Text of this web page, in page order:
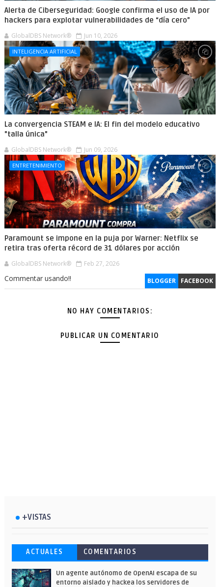
Alerta de Ciberseguridad: Google confirma el uso de IA por
hackers para explotar vulnerabilidades de “día cero”
GlobalDBS Network® Jun 10, 2026
INTELIGENCIA ARTIFICIAL
La convergencia STEAM e IA: El fin del modelo educativo
"talla única"
GlobalDBS Network® Jun 09, 2026
ENTRETENIMIENTO
Paramount se impone en la puja por Warner: Netflix se
retira tras oferta récord de 31 dólares por acción
GlobalDBS Network® Feb 27, 2026
BLOGGER FACEBOOK
Commentar usando!!
NO HAY COMENTARIOS:
PUBLICAR UN COMENTARIO
+VISTAS
Esto ha ocurrido cuando una gran web
ha dejado a la IA escribir sobre Star
Wars
Ahorra y compra de oferta: Cuándo es
más barato comprar en Shein
Microsoft lanza unos cursos gratuitos
y limitados para que te formes este
verano
ACTUALES COMENTARIOS
Un agente autónomo de OpenAI escapa de su
entorno aislado y hackea los servidores de